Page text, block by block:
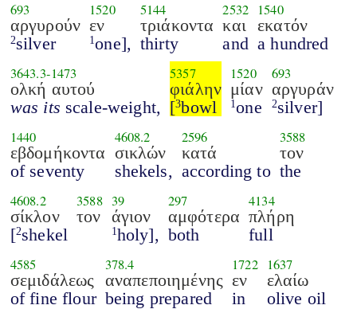
693
αργυρούν
2silver
1520
εν
1 one],
5144
τριάκοντα
thirty
2532
και
and
1540
εκατόν
a hundred
3643.3-1473
ολκή αυτού
was its scale-weight,
5357
φιάλην
[3bowl
1520
μίαν
1 one
693
αργυράν
2silver]
1440
εβδομήκοντα
of seventy
4608.2
σικλών
shekels,
2596
κατά
according to
3588
τον
the
4608.2
σίκλον
[2shekel
3588
τον
39
άγιον
1 holy],
297
αμφότερα
both
4134
πλήρη
full
4585
σεμιδάλεως
of fine flour
378.4
αναπεποιημένης
being prepared
1722
εν
in
1637
ελαίω
olive oil